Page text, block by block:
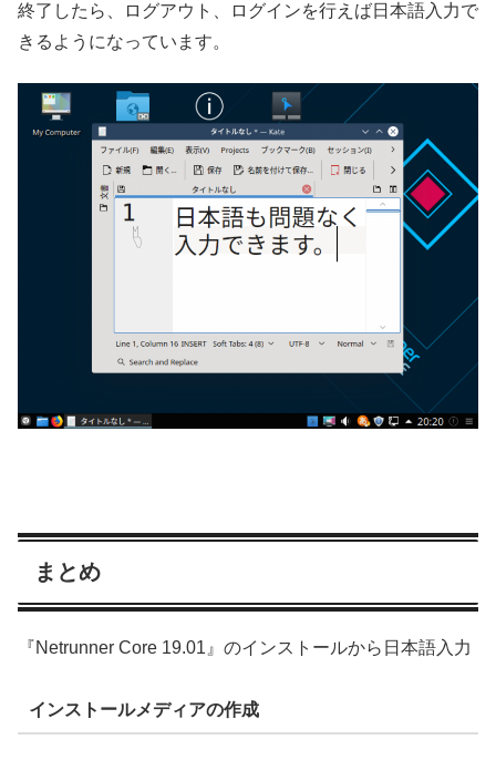
終了したら、ログアウト、ログインを行えば日本語入力で
きるようになっています。
まとめ
『Netrunner Core 19.01』のインストールから日本語入力
インストールメディアの作成